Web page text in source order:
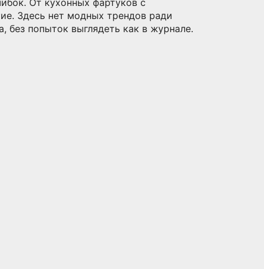
Здесь нет модных трендов ради
попыток выглядеть как в журнале.